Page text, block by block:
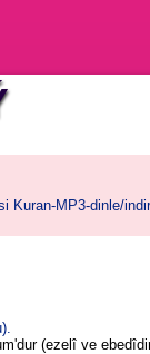
Kuran-MP3-dinle/indir
(ezelî ve